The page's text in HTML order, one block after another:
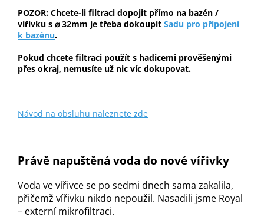
POZOR: Chcete-li filtraci dopojit přímo na bazén /
vířivku s ⌀ 32mm je třeba dokoupit Sadu pro připojení
k bazénu.
Pokud chcete filtraci použít s hadicemi prověšenými
přes okraj, nemusíte už nic víc dokupovat.
Návod na obsluhu naleznete zde
Právě napuštěná voda do nové vířivky
Voda ve vířivce se po sedmi dnech sama zakalila,
přičemž vířivku nikdo nepoužil. Nasadili jsme Royal
– externí mikrofiltraci.